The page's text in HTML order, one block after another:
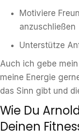
Motiviere
anzuschließen
Unterstütze
Auch ich gebe
meine Energie
das Sinn gibt und
Wie Du
Deinen